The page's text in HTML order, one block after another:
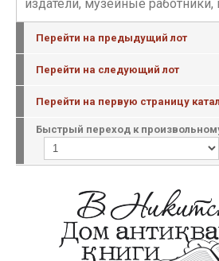
издатели, музейные
Перейти на предыдущий лот
Перейти на следующий лот
Перейти на первую страницу
Быстрый переход к